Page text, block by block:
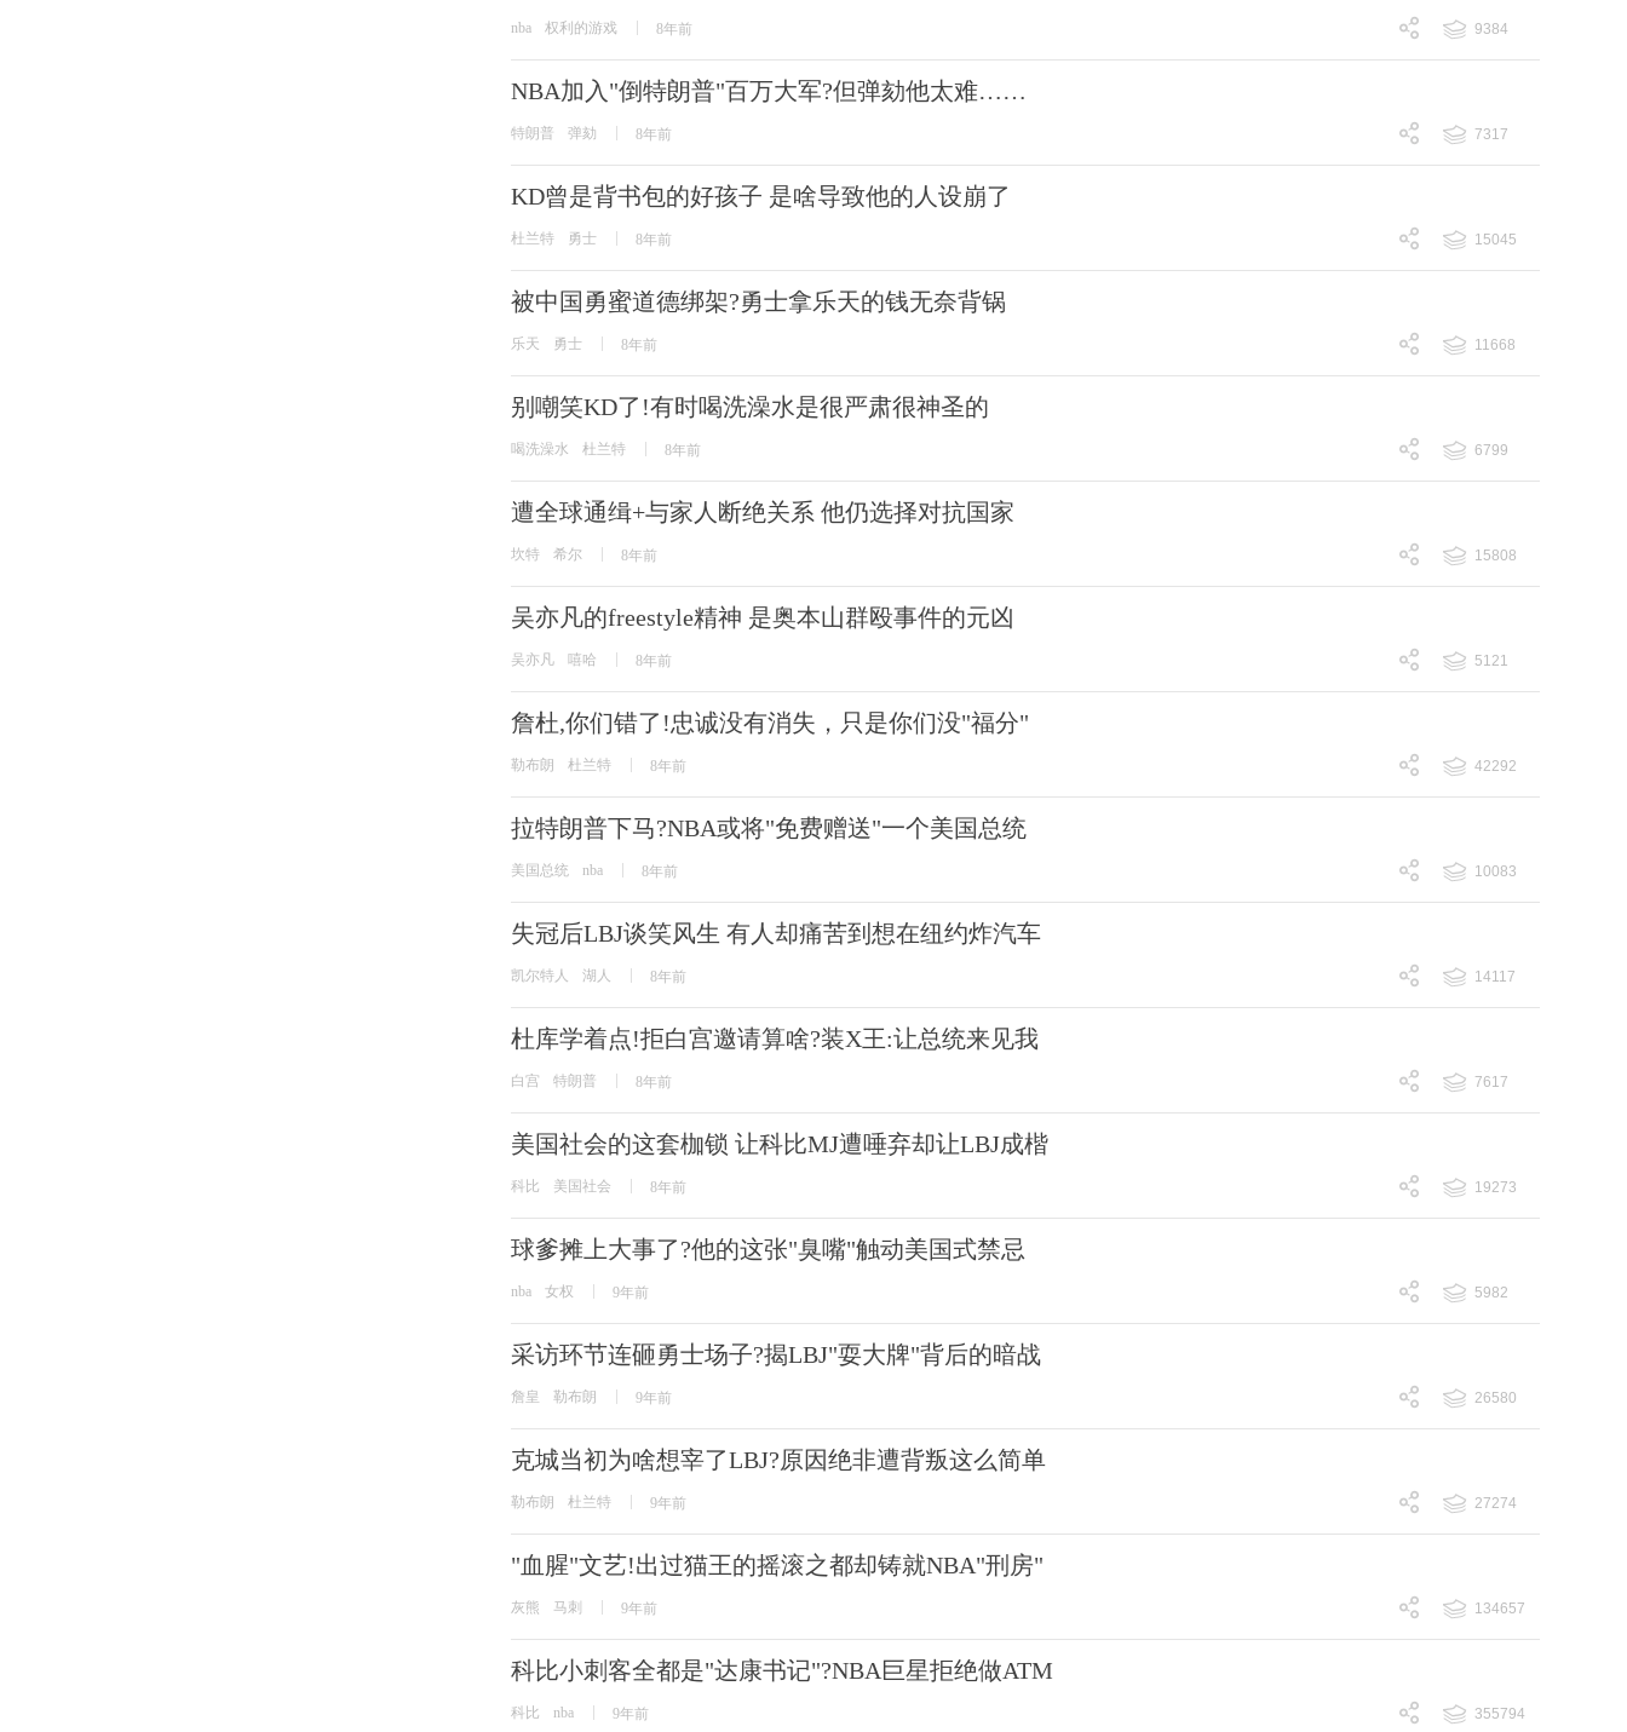
nba 权利的游戏 8年前
9384
NBA加入"倒特朗普"百万大军?但弹劾他太难……
特朗普 弹劾 8年前
7317
KD曾是背书包的好孩子 是啥导致他的人设崩了
杜兰特 勇士 8年前
15045
被中国勇蜜道德绑架?勇士拿乐天的钱无奈背锅
乐天 勇士 8年前
11668
别嘲笑KD了!有时喝洗澡水是很严肃很神圣的
喝洗澡水 杜兰特 8年前
6799
遭全球通缉+与家人断绝关系 他仍选择对抗国家
坎特 希尔 8年前
15808
吴亦凡的freestyle精神 是奥本山群殴事件的元凶
吴亦凡 嘻哈 8年前
5121
詹杜,你们错了!忠诚没有消失，只是你们没"福分"
勒布朗 杜兰特 8年前
42292
拉特朗普下马?NBA或将"免费赠送"一个美国总统
美国总统 nba 8年前
10083
失冠后LBJ谈笑风生 有人却痛苦到想在纽约炸汽车
凯尔特人 湖人 8年前
14117
杜库学着点!拒白宫邀请算啥?装X王:让总统来见我
白宫 特朗普 8年前
7617
美国社会的这套枷锁 让科比MJ遭唾弃却让LBJ成楷
科比 美国社会 8年前
19273
球爹摊上大事了?他的这张"臭嘴"触动美国式禁忌
nba 女权 9年前
5982
采访环节连砸勇士场子?揭LBJ"耍大牌"背后的暗战
詹皇 勒布朗 9年前
26580
克城当初为啥想宰了LBJ?原因绝非遭背叛这么简单
勒布朗 杜兰特 9年前
27274
"血腥"文艺!出过猫王的摇滚之都却铸就NBA"刑房"
灰熊 马刺 9年前
134657
科比小刺客全都是"达康书记"?NBA巨星拒绝做ATM
科比 nba 9年前
355794